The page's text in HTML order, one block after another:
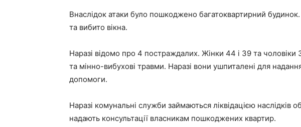
Внаслідок атаки було пошкоджено багатоквартирний
та вибито вікна.
Наразі відомо про 4 постраждалих. Жінки 44 і 39 та чоловіки
та мінно-вибухові травми. Наразі вони ушпиталені для
допомоги.
Наразі комунальні служби займаються ліквідацією наслідків
надають консультації власникам пошкоджених квартир.